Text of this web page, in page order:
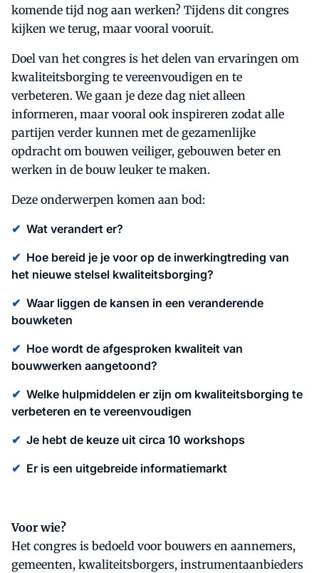
komende tijd nog aan werken? Tijdens dit congres
kijken we terug, maar vooral vooruit.
Doel van het congres is het delen van ervaringen om
kwaliteitsborging te vereenvoudigen en te
verbeteren. We gaan je deze dag niet alleen
informeren, maar vooral ook inspireren zodat alle
partijen verder kunnen met de gezamenlijke
opdracht om bouwen veiliger, gebouwen beter en
werken in de bouw leuker te maken.
Deze onderwerpen komen aan bod:
✔ Wat verandert er?
✔ Hoe bereid je je voor op de inwerkingtreding van
het nieuwe stelsel kwaliteitsborging?
✔ Waar liggen de kansen in een veranderende
bouwketen
✔ Hoe wordt de afgesproken kwaliteit van
bouwwerken aangetoond?
✔ Welke hulpmiddelen er zijn om kwaliteitsborging te
verbeteren en te vereenvoudigen
✔ Je hebt de keuze uit circa 10 workshops
✔ Er is een uitgebreide informatiemarkt
Voor wie?
Het congres is bedoeld voor bouwers en aannemers,
gemeenten, kwaliteitsborgers, instrumentaanbieders